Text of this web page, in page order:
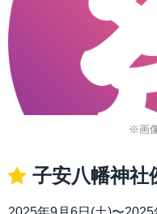
※画
子安八幡神社